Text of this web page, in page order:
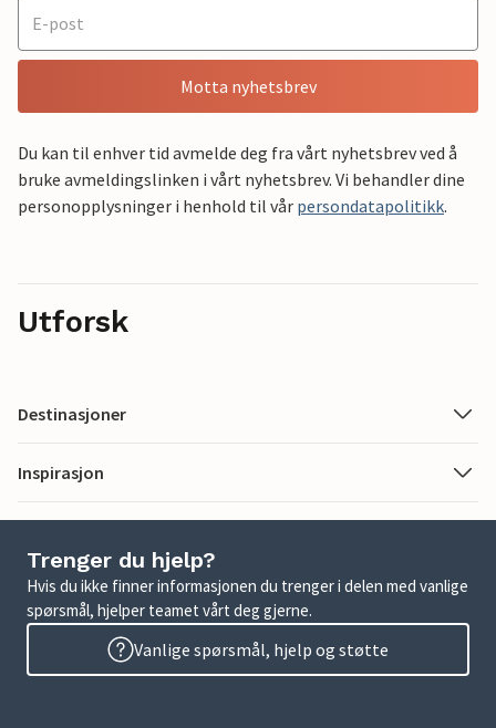
Motta nyhetsbrev
Du kan til enhver tid avmelde deg fra vårt nyhetsbrev ved å
bruke avmeldingslinken i vårt nyhetsbrev. Vi behandler dine
personopplysninger i henhold til vår persondatapolitikk.
Utforsk
Destinasjoner
Inspirasjon
Trenger du hjelp?
Hvis du ikke finner informasjonen du trenger i delen med vanlige
spørsmål, hjelper teamet vårt deg gjerne.
Vanlige spørsmål, hjelp og støtte